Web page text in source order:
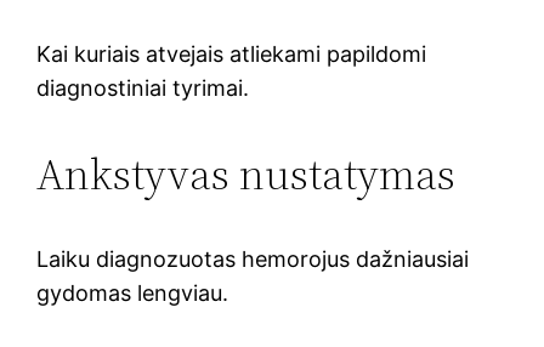
Kai kuriais atvejais atliekami papildomi
diagnostiniai tyrimai.
Ankstyvas nustatymas
Laiku diagnozuotas hemorojus dažniausiai
gydomas lengviau.